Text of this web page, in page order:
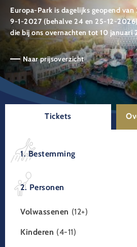
Europa-Park is dagelijks geopend
9-1-2027 (behalve 24 en 25-12-
die bij ons overnachten tot 10 januari
Naar prijsoverzicht
Tickets
1. Bestemming
2. Personen
Volwassenen (12+)
Kinderen (4-11)